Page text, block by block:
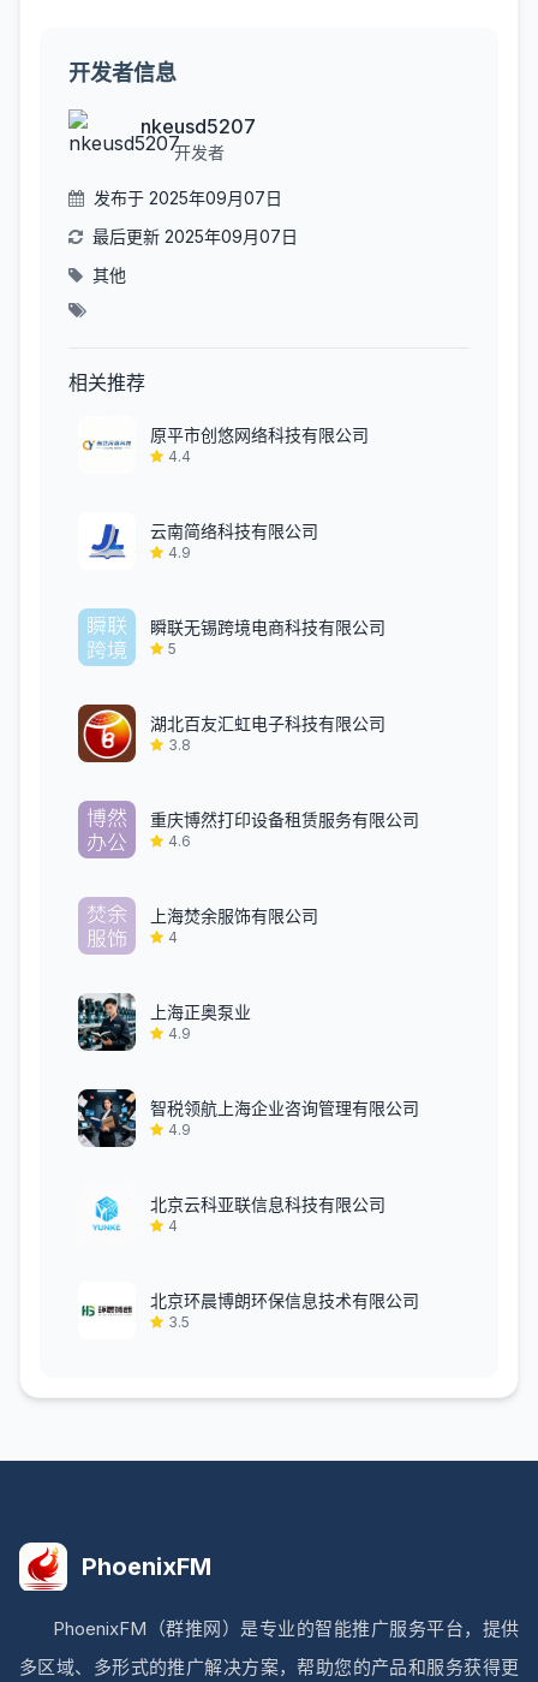
开发者信息
nkeusd5207
开发者
发布于 2025年09月07日
最后更新 2025年09月07日
其他
相关推荐
原平市创悠网络科技有限公司
4.4
云南简络科技有限公司
4.9
瞬联无锡跨境电商科技有限公司
5
湖北百友汇虹电子科技有限公司
3.8
重庆博然打印设备租赁服务有限公司
4.6
上海焚余服饰有限公司
4
上海正奥泵业
4.9
智税领航上海企业咨询管理有限公司
4.9
北京云科亚联信息科技有限公司
4
北京环晨博朗环保信息技术有限公司
3.5
PhoenixFM
PhoenixFM（群推网）是专业的智能推广服务平台，提供
多区域、多形式的推广解决方案，帮助您的产品和服务获得更